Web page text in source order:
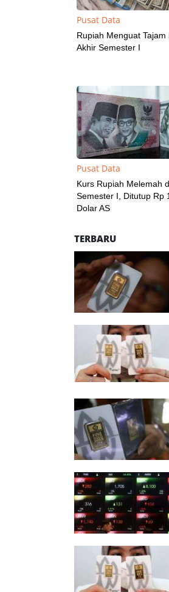
Pusat Data
Rupiah Menguat Tajam
Akhir Semester I
Pusat Data
Kurs Rupiah Melemah
Semester I, Ditutup Rp
Dolar AS
TERBARU